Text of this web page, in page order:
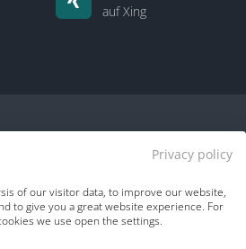
auf Xing
| Über uns
Privacy policy
of our visitor data, to improve our website,
to give you a great website experience. For
we use open the settings.